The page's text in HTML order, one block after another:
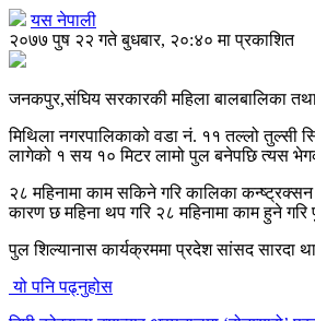
यस नेपाली
२०७७ पुष २२ गते बुधबार, २०:४० मा प्रकाशित
जनकपुर,संघिय सरकारकी महिला बालबालिका तथा
मिथिला नगरपालिकाको वडा नं. ११ तल्लो तुल्सी
लागेको १ सय १० मिटर लामो पुल बनेपछि त्यस
२८ महिनामा काम सकिने गरि कालिका
कारण छ महिना थप गरि २८ महिनामा काम हुने
पुल शिल्यानास कार्यक्रममा प्रदेश सांसद सारदा
यो पनि पढ्नुहोस